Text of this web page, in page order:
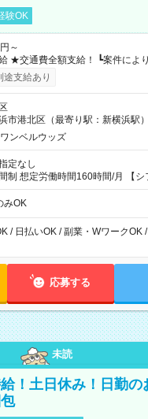
験OK
～
★日払
定あり） ┗働いたその日に現金
日払い分を引き落とせます！ 【試用期間】試
途支給あり
市港北区（最寄り駅：新横浜駅）
ンベルウッズ
定なし
労働時間160時間/月 【シフト例】 ・8：00
みOK
/ 日払いOK / 副業・WワークOK
応募する
未読
！土日休み！日勤の